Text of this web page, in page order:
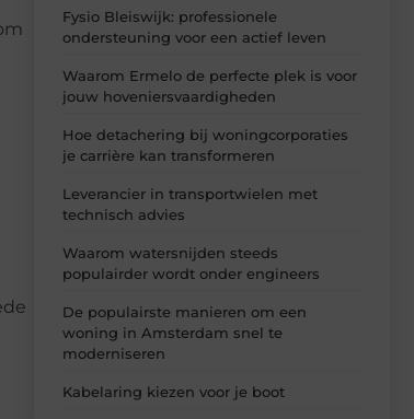
Fysio Bleiswijk: professionele
ondersteuning voor een actief leven
Waarom Ermelo de perfecte plek is voor
jouw hoveniersvaardigheden
Hoe detachering bij woningcorporaties
je carrière kan transformeren
Leverancier in transportwielen met
technisch advies
Waarom watersnijden steeds
populairder wordt onder engineers
De populairste manieren om een
woning in Amsterdam snel te
moderniseren
Kabelaring kiezen voor je boot